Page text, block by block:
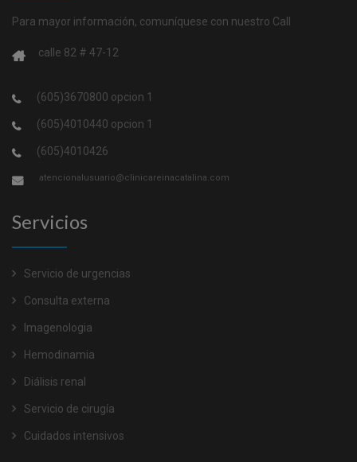
Para mayor información, comuníquese con nuestro Call
calle 82 # 47-12
(605)3670800 opcion 1
(605)4010440 opcion 1
(605)4010426
atencionalusuario@clinicareinacatalina.com
Servicios
Servicio de urgencias
Consulta externa
Imagenologia
Hemodinamia
Diálisis renal
Servicio de cirugía
Cuidados intensivos